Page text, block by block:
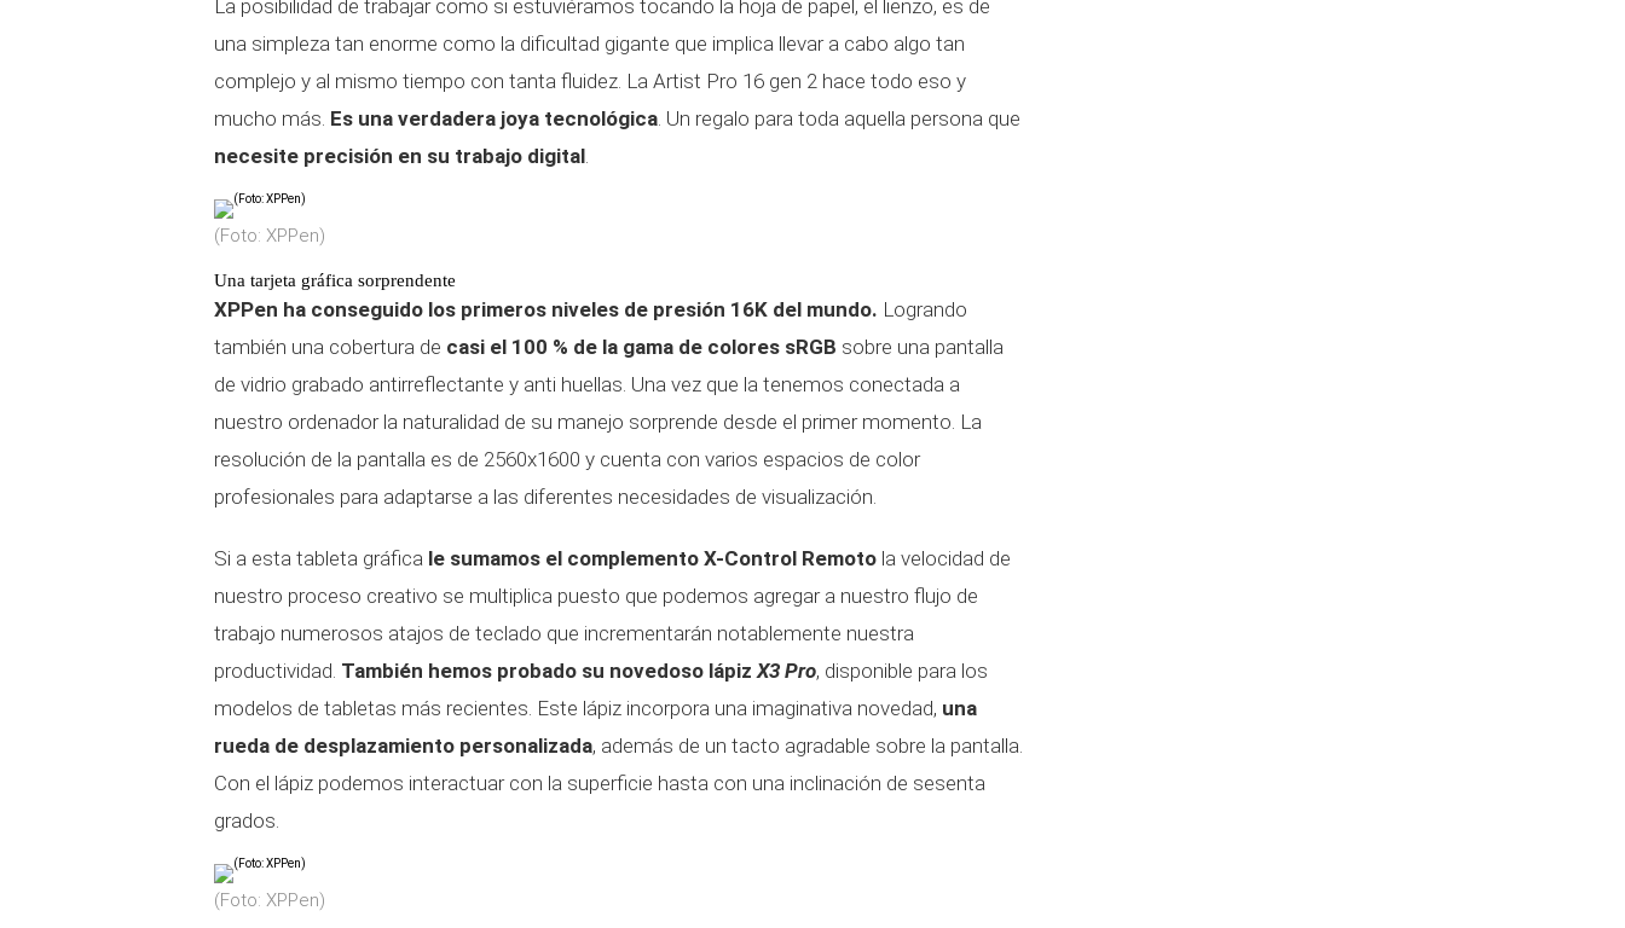
La posibilidad de trabajar como si estuviéramos tocando la hoja de papel, el lienzo, es de
una simpleza tan enorme como la dificultad gigante que implica llevar a cabo algo tan
complejo y al mismo tiempo con tanta fluidez. La Artist Pro 16 gen 2 hace todo eso y
mucho más. Es una verdadera joya tecnológica. Un regalo para toda aquella persona que
necesite precisión en su trabajo digital.
(Foto: XPPen)
Una tarjeta gráfica sorprendente
XPPen ha conseguido los primeros niveles de presión 16K del mundo. Logrando
también una cobertura de casi el 100 % de la gama de colores sRGB sobre una pantalla
de vidrio grabado antirreflectante y anti huellas. Una vez que la tenemos conectada a
nuestro ordenador la naturalidad de su manejo sorprende desde el primer momento. La
resolución de la pantalla es de 2560x1600 y cuenta con varios espacios de color
profesionales para adaptarse a las diferentes necesidades de visualización.
Si a esta tableta gráfica le sumamos el complemento X-Control Remoto la velocidad de
nuestro proceso creativo se multiplica puesto que podemos agregar a nuestro flujo de
trabajo numerosos atajos de teclado que incrementarán notablemente nuestra
productividad. También hemos probado su novedoso lápizX3 Pro, disponible para los
modelos de tabletas más recientes. Este lápiz incorpora una imaginativa novedad, una
rueda de desplazamiento personalizada, además de un tacto agradable sobre la pantalla.
Con el lápiz podemos interactuar con la superficie hasta con una inclinación de sesenta
grados.
(Foto: XPPen)